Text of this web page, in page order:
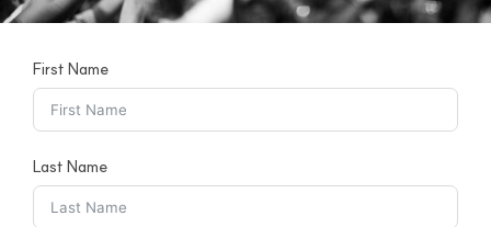
First Name
Last Name